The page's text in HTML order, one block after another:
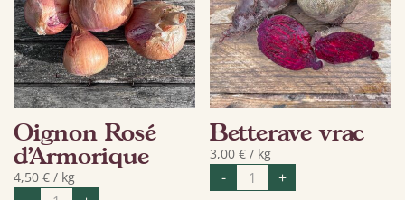
Oignon Rosé
d’Armorique
4,50 € / kg
quantité
Betterave vrac
3,00€ / kg
- quantité
Betterave
+